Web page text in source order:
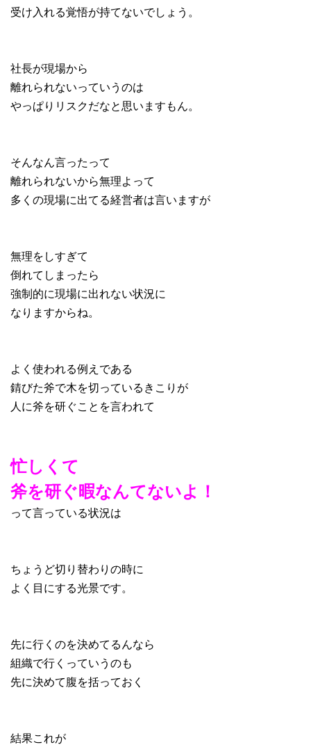
受け入れる覚悟が持てないでしょう。
社長が現場から
離れられないっていうのは
やっぱりリスクだなと思いますもん。
そんなん言ったって
離れられないから無理よって
多くの現場に出てる経営者は言いますが
無理をしすぎて
倒れてしまったら
強制的に現場に出れない状況に
なりますからね。
よく使われる例えである
錆びた斧で木を切っているきこりが
人に斧を研ぐことを言われて
忙しくて
斧を研ぐ暇なんてないよ！
って言っている状況は
ちょうど切り替わりの時に
よく目にする光景です。
先に行くのを決めてるんなら
組織で行くっていうのも
先に決めて腹を括っておく
結果これが